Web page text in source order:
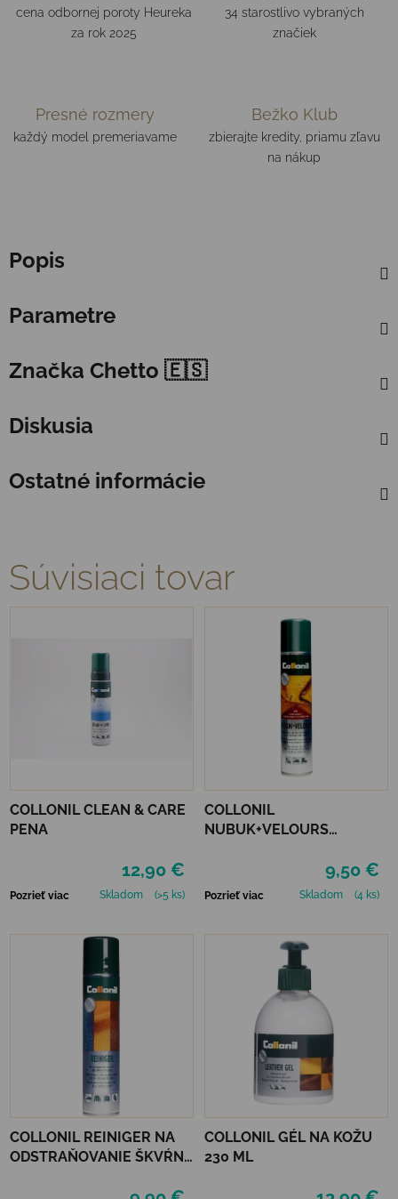
cena odbornej poroty Heureka
za rok 2025
34 starostlivo vybraných
značiek
Presné rozmery
každý model premeriavame
Bežko Klub
zbierajte kredity, priamu zľavu
na nákup
Popis
Parametre
Značka Chetto 🇪🇸
Diskusia
Ostatné informácie
Súvisiaci tovar
COLLONIL CLEAN & CARE
PENA
12,90 €
Pozrieť viac Skladom (>5 ks)
COLLONIL
NUBUK+VELOURS
9,50 €
Pozrieť viac Skladom (4 ks)
COLLONIL REINIGER NA
ODSTRAŇOVANIE ŠKVŔN
COLLONIL GÉL NA KOŽU
230 ML